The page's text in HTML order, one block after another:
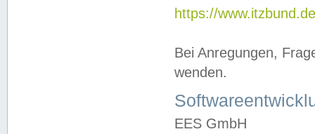
https://
Bei Anregungen,
wenden.
EES GmbH